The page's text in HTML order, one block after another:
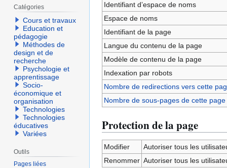
Identifiant dʼespace de noms
Espace de noms
Identifiant de la page
Langue du contenu de la page
Modèle de contenu de la page
Indexation par robots
Nombre de redirections vers cette
Nombre de sous-pages de cette page
Protection de la page
Modifier
Autoriser tous les
Renommer Autoriser tous les
Catégories
Cours et travaux
Education et
pédagogie
Méthodes de
design et de
recherche
Psychologie et
apprentissage
Socio-
économique et
organisation
Technologies
Technologies
éducatives
Variées
Outils
Pages liées